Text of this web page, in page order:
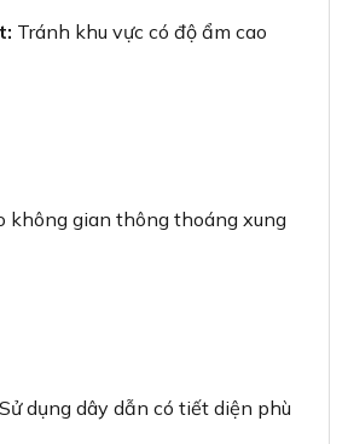
Tránh khu vực có độ ẩm cao
không gian thông thoáng xung
Sử dụng dây dẫn có tiết diện phù